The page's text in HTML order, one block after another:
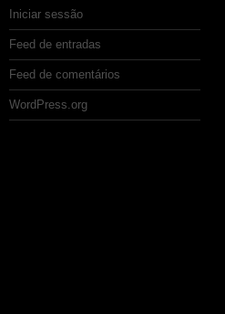
Iniciar sessão
Feed de entradas
Feed de comentários
WordPress.org